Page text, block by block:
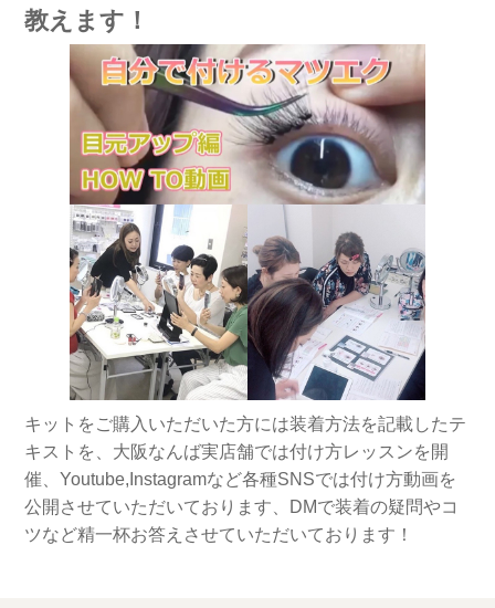
教えます！
キットをご購入いただいた方には装着方法を記載したテ
キストを、大阪なんば実店舗では付け方レッスンを開
催、Youtube,Instagramなど各種SNSでは付け方動画を
公開させていただいております、DMで装着の疑問やコ
ツなど精一杯お答えさせていただいております！